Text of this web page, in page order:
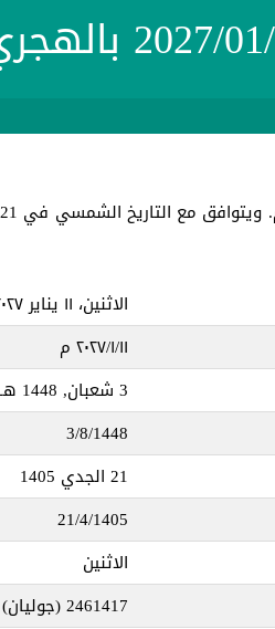
. ويتوافق مع التاريخ الشمسي في 21 الجدي 1405 ، جميع هذه التواريخ في يوم
الاثنين، ١١ يناير ٢٠٢٧ م
١١‏/١‏/٢٠٢٧ م
3 شعبان, 1448 هـ
3/8/1448
21 الجدي 1405
21/4/1405
الاثنين
2461417(جوليان)